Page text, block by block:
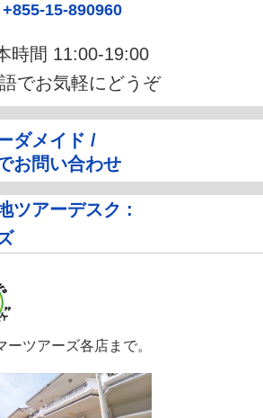
+855-15-890960
時間 11:00-19:00
でお気軽にどうぞ
ダメイド /
お問い合わせ
ツアーデスク :
ーツアーズ各店まで。